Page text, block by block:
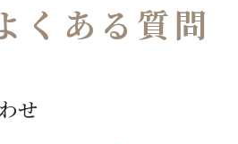
くある質問
せ